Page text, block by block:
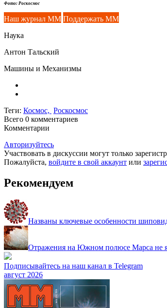
Фото: Роскосмос
Наш журнал ММ Поддержать ММ
Наука
Антон Тальский
Машины и Механизмы
Теги: Космос, Роскосмос
Всего 0 комментариев
Комментарии
Авторизуйтесь
Участвовать в дискуссии могут только
Пожалуйста, войдите в свой аккаунт или
Рекомендуем
Названы ключевые особенности
Отражения на Южном полюсе Марса не
Подписывайтесь на наш канал в Telegram
август 2026